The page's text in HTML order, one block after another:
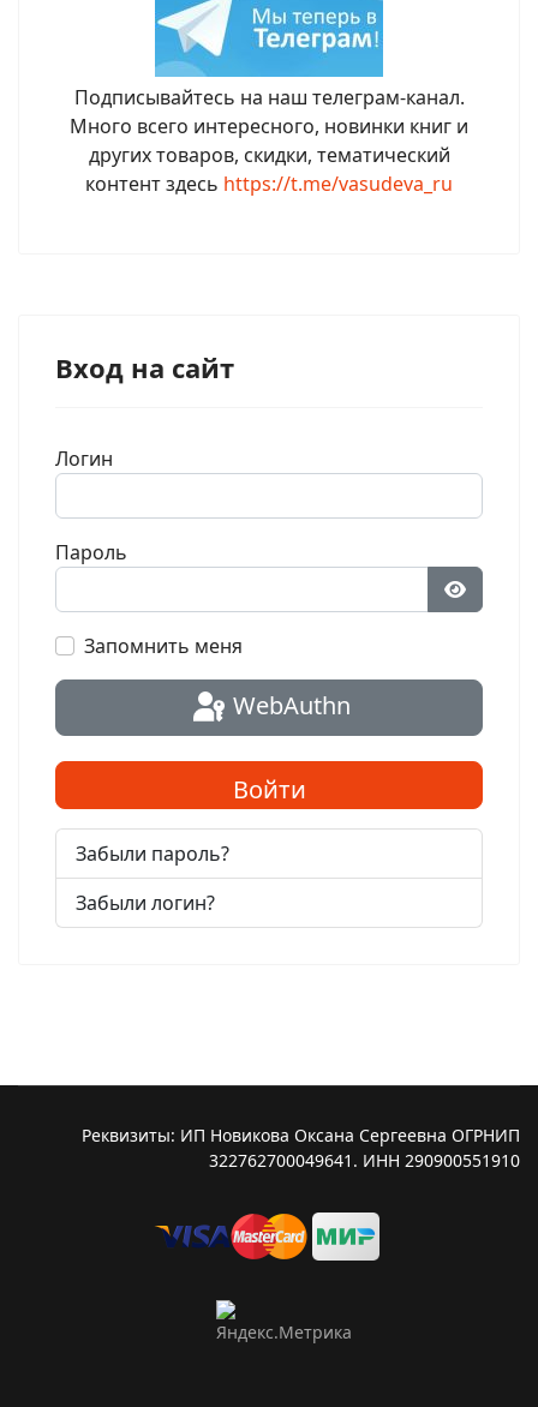
Подписывайтесь на наш телеграм-канал.
Много всего интересного, новинки книг и
других товаров, скидки, тематический
контент здесь https://t.me/vasudeva_ru
Вход на сайт
Логин
Пароль
Запомнить меня
WebAuthn
Войти
Забыли пароль?
Забыли логин?
Реквизиты: ИП Новикова Оксана Сергеевна ОГРНИП
322762700049641. ИНН 290900551910